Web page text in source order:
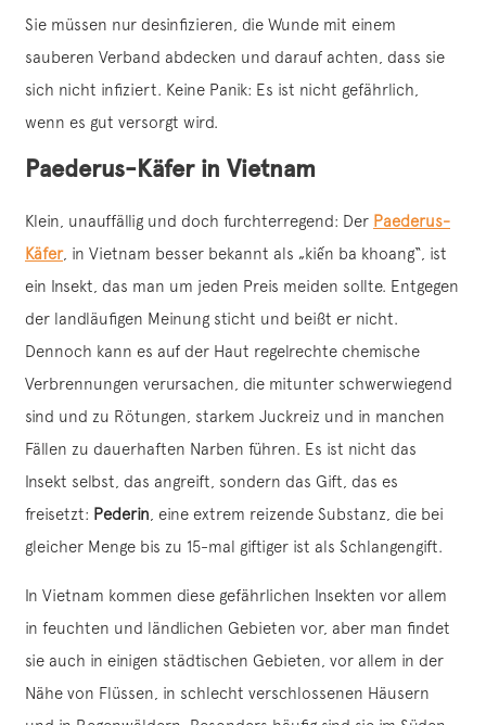
Sie müssen nur desinfizieren, die Wunde mit einem
sauberen Verband abdecken und darauf achten, dass sie
sich nicht infiziert. Keine Panik: Es ist nicht gefährlich,
wenn es gut versorgt wird.
Paederus-Käfer in Vietnam
Klein, unauffällig und doch furchterregend: Der Paederus-
Käfer, in Vietnam besser bekannt als „kiến ba khoang“, ist
ein Insekt, das man um jeden Preis meiden sollte. Entgegen
der landläufigen Meinung sticht und beißt er nicht.
Dennoch kann es auf der Haut regelrechte chemische
Verbrennungen verursachen, die mitunter schwerwiegend
sind und zu Rötungen, starkem Juckreiz und in manchen
Fällen zu dauerhaften Narben führen. Es ist nicht das
Insekt selbst, das angreift, sondern das Gift, das es
freisetzt: Pederin , eine extrem reizende Substanz, die bei
gleicher Menge bis zu 15-mal giftiger ist als Schlangengift.
In Vietnam kommen diese gefährlichen Insekten vor allem
in feuchten und ländlichen Gebieten vor, aber man findet
sie auch in einigen städtischen Gebieten, vor allem in der
Nähe von Flüssen, in schlecht verschlossenen Häusern